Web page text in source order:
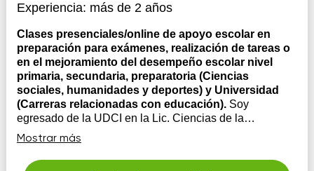
Experiencia: más de 2 años
Clases presenciales/online de apoyo escolar en
preparación para exámenes, realización de tareas o
en el mejoramiento del desempeño escolar nivel
primaria, secundaria, preparatoria (Ciencias
sociales, humanidades y deportes) y Universidad
(Carreras relacionadas con educación). Soy
egresado de la UDCI en la Lic. Ciencias de la
Educación con experiencia dando clases en primaria,
secundaria e impartiendo talleres a adolescentes y
adultos. Mi enfoque se centra en crear un sistema de
Mostrar más